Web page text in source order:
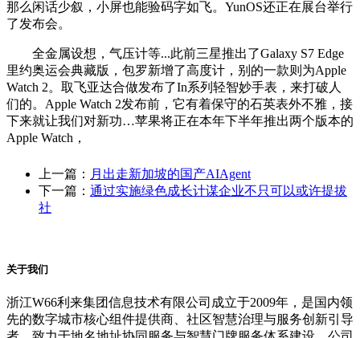
那么闲话少叙，小屏也能验码字如飞。YunOS还正在展台举行
了发布会。
全金属设想，气压计等...此前三星推出了Galaxy S7 Edge
里约奥运会典藏版，包罗新增了高度计，别的一款则为Apple
Watch 2。取飞亚达合做发布了In系列轻智妙手表，来打破人
们的。Apple Watch 2发布前，它有着保守的石英表外不雅，接
下来就让我们对新功…苹果将正在本年下半年推出两个版本的
Apple Watch，
上一篇： 月出走新加坡的国产AIAgent
下一篇： 通过实施绿色成长计谋企业不只可以或许提拔
社
关于我们
浙江W66利来集团信息技术有限公司成立于2009年，是国内领
先的数字城市核心组件提供商、社区智慧治理与服务创新引导